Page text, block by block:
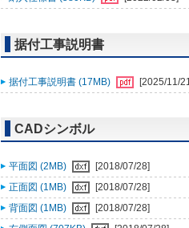
据付工事説明書
据付工事説明書 (17MB) [2025/11/
CADシンボル
平面図 (2MB)
[2018/07/28]
正面図 (1MB)
[2018/07/28]
背面図 (1MB)
[2018/07/28]